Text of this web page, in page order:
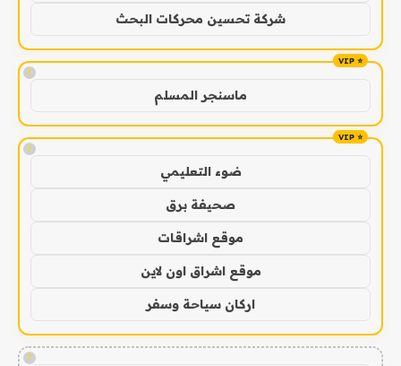
شركة تحسين محركات البحث
!
ماسنجر المسلم
!
ضوء التعليمي
صحيفة برق
موقع اشراقات
موقع اشراق اون لاين
اركان سياحة وسفر
!